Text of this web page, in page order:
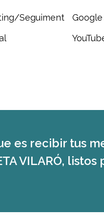
Seguiment
es recibir tus
VILARÓ,